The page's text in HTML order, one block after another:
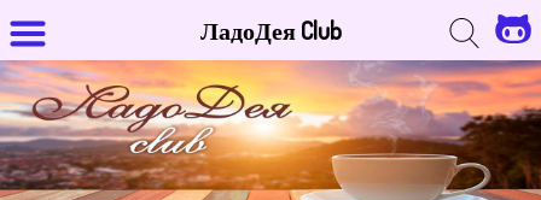
ЛадоДея Club